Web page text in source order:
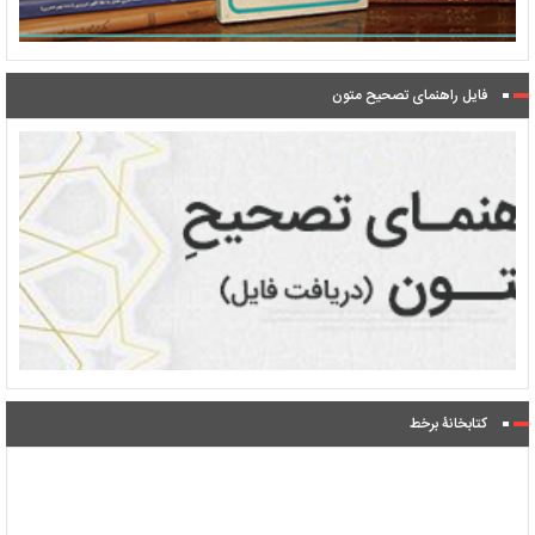
فایل راهنمای تصحیح متون
کتابخانۀ برخط